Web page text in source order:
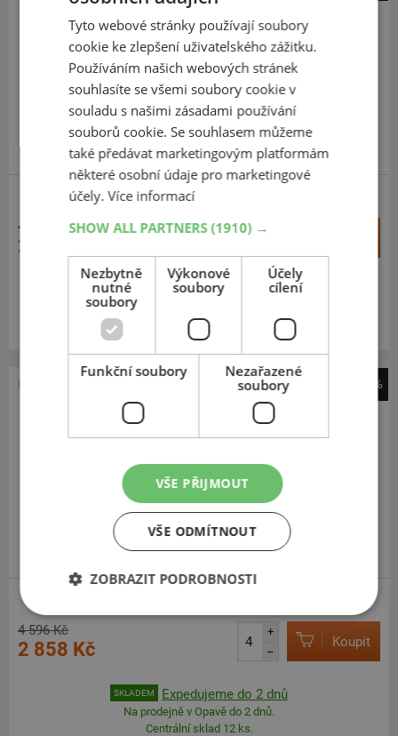
Firestone
VanHawk Winter 2 Evo
205 65
107T
C,Enliten
4 698 Kč
2 850 Kč
SKLADEM Expedujeme do 2 dnů
Na prodejně v Opavě do 2 dnů.
Centrální sklad 20 ks.
-38%
VanHawk Winter 2
4 596 Kč
2 858 Kč
+
–
Koupit
SKLADEM Expedujeme do 2 dnů
Na prodejně v Opavě do 2 dnů.
Centrální sklad 12 ks.
Tyto webové stránky používají soubory
cookie ke zlepšení uživatelského zážitku.
Používáním našich webových stránek
souhlasíte se všemi soubory cookie v
souladu s našimi zásadami používání
souborů cookie. Se souhlasem můžeme
také předávat marketingovým platformám
některé osobní údaje pro marketingové
účely.Více informací
SHOW ALL PARTNERS(1910) →
Nezbytně
nutné
soubory
Výkonové
soubory
Účely
cílení
Funkční soubory
Nezařazené
soubory
VŠE PŘIJMOUT
VŠE ODMÍTNOUT
ZOBRAZIT PODROBNOSTI